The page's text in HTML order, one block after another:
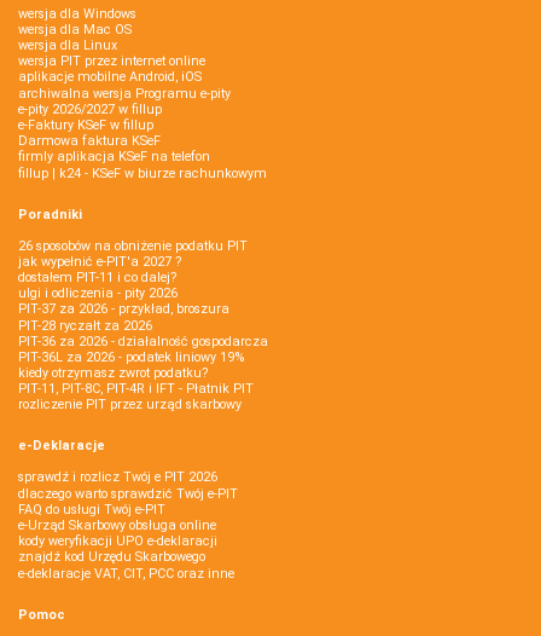
wersja dla Windows
wersja dla Mac OS
wersja dla Linux
wersja PIT przez internet online
aplikacje mobilne Android, iOS
archiwalna wersja Programu e-pity
e-pity 2026/2027 w fillup
e‑Faktury KSeF w fillup
Darmowa faktura KSeF
firmly aplikacja KSeF na telefon
fillup | k24 - KSeF w biurze rachunkowym
Poradniki
26 sposobów na obniżenie podatku PIT
jak wypełnić e-PIT'a 2027 ?
dostałem PIT-11 i co dalej?
ulgi i odliczenia - pity 2026
PIT-37 za 2026 - przykład, broszura
PIT-28 ryczałt za 2026
PIT-36 za 2026 - działalność gospodarcza
PIT-36L za 2026 - podatek liniowy 19%
kiedy otrzymasz zwrot podatku?
PIT-11, PIT-8C, PIT-4R i IFT - Płatnik PIT
rozliczenie PIT przez urząd skarbowy
e-Deklaracje
sprawdź i rozlicz Twój e PIT 2026
dlaczego warto sprawdzić Twój e-PIT
FAQ do usługi Twój e-PIT
e-Urząd Skarbowy obsługa online
kody weryfikacji UPO e-deklaracji
znajdź kod Urzędu Skarbowego
e-deklaracje VAT, CIT, PCC oraz inne
Pomoc